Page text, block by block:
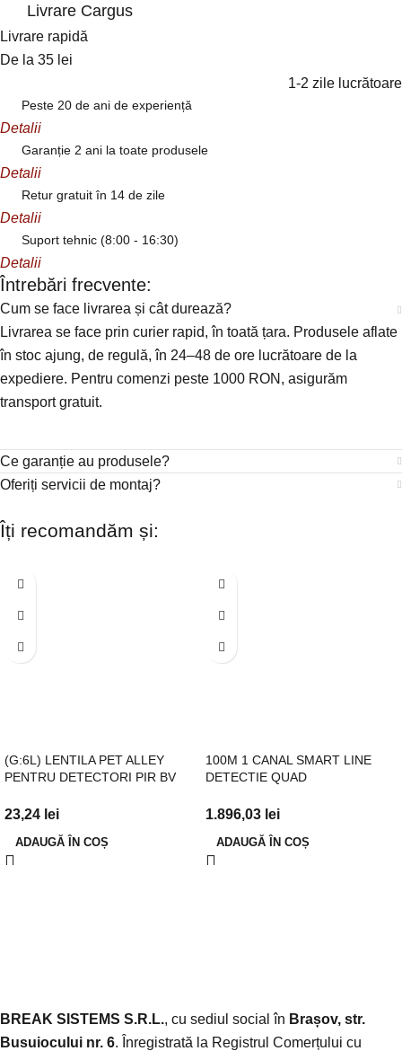
Livrare Cargus
Livrare rapidă
De la 35 lei
1-2 zile lucrătoare
Peste 20 de ani de experiență
Detalii
Garanție 2 ani la toate produsele
Detalii
Retur gratuit în 14 de zile
Detalii
Suport tehnic (8:00 - 16:30)
Detalii
Întrebări frecvente:
Cum se face livrarea și cât durează?
Livrarea se face prin curier rapid, în toată țara. Produsele aflate
în stoc ajung, de regulă, în 24–48 de ore lucrătoare de la
expediere. Pentru comenzi peste 1000 RON, asigurăm
transport gratuit.
Ce garanție au produsele?
Oferiți servicii de montaj?
Îți recomandăm și:
(G:6L) LENTILA PET ALLEY
PENTRU DETECTORI PIR BV
23,24 lei
ADAUGĂ ÎN COȘ
100M 1 CANAL SMART LINE
DETECTIE QUAD
1.896,03 lei
ADAUGĂ ÎN COȘ
BREAK SISTEMS S.R.L. , cu sediul social în Brașov, str.
Busuiocului nr. 6 . Înregistrată la Registrul Comerțului cu